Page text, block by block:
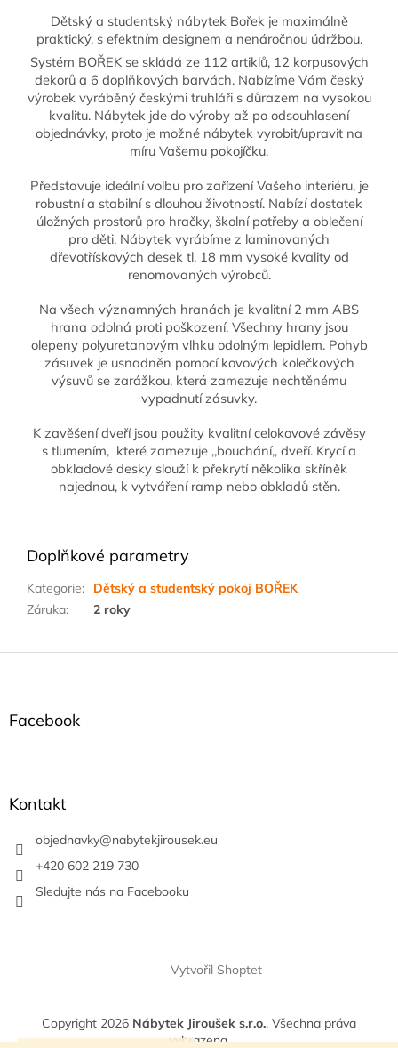
Dětský a studentský nábytek Bořek je maximálně
praktický, s efektním designem a nenáročnou údržbou.
Systém BOŘEK se skládá ze 112 artiklů, 12 korpusových
dekorů a 6 doplňkových barvách. Nabízíme Vám český
výrobek vyráběný českými truhláři s důrazem na vysokou
kvalitu. Nábytek jde do výroby až po odsouhlasení
objednávky, proto je možné nábytek vyrobit/upravit na
míru Vašemu pokojíčku.
Představuje ideální volbu pro zařízení Vašeho interiéru, je
robustní a stabilní s dlouhou životností. Nabízí dostatek
úložných prostorů pro hračky, školní potřeby a oblečení
pro děti. Nábytek vyrábíme z laminovaných
dřevotřískových desek tl. 18 mm vysoké kvality od
renomovaných výrobců.
Na všech významných hranách je kvalitní 2 mm ABS
hrana odolná proti poškození. Všechny hrany jsou
olepeny polyuretanovým vlhku odolným lepidlem. Pohyb
zásuvek je usnadněn pomocí kovových kolečkových
výsuvů se zarážkou, která zamezuje nechtěnému
vypadnutí zásuvky.
K zavěšení dveří jsou použity kvalitní celokovové závěsy
s tlumením, které zamezuje ,,bouchání,, dveří. Krycí a
obkladové desky slouží k překrytí několika skříněk
najednou, k vytváření ramp nebo obkladů stěn.
Doplňkové parametry
Kategorie:
Dětský a studentský pokoj BOŘEK
Záruka: 2 roky
Z
Facebook
Kontakt
objednavky@nabytekjirousek.eu
+420 602 219 730
Sledujte nás na Facebooku
Vytvořil Shoptet
Copyright 2026 Nábytek Jiroušek s.r.o.. Všechna práva
vyhrazena.